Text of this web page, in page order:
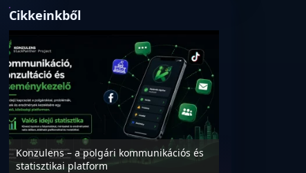
Cikkeinkből
Konzulens – a polgári kommunikációs és
statisztikai platform